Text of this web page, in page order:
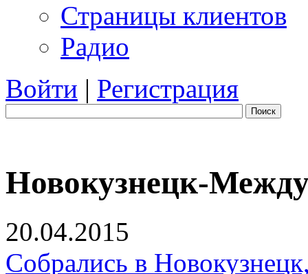
Страницы клиентов
Радио
Войти | Регистрация
Поиск
Новокузнецк-
20.04.2015
Собрались в